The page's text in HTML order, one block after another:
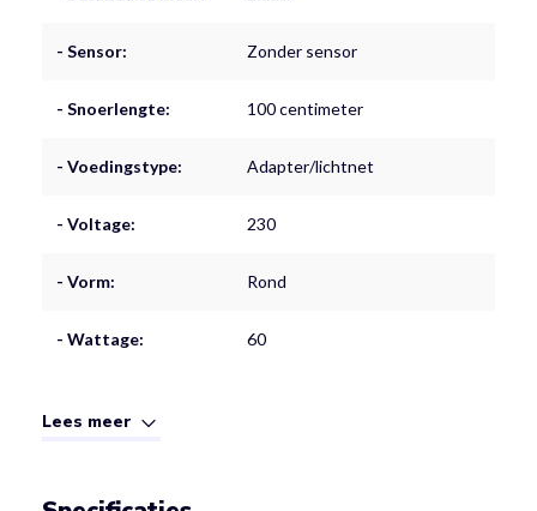
- Sensor: Zonder sensor
- Snoerlengte: 100 centimeter
- Voedingstype: Adapter/lichtnet
- Voltage: 230
- Vorm: Rond
- Wattage: 60
Lees meer